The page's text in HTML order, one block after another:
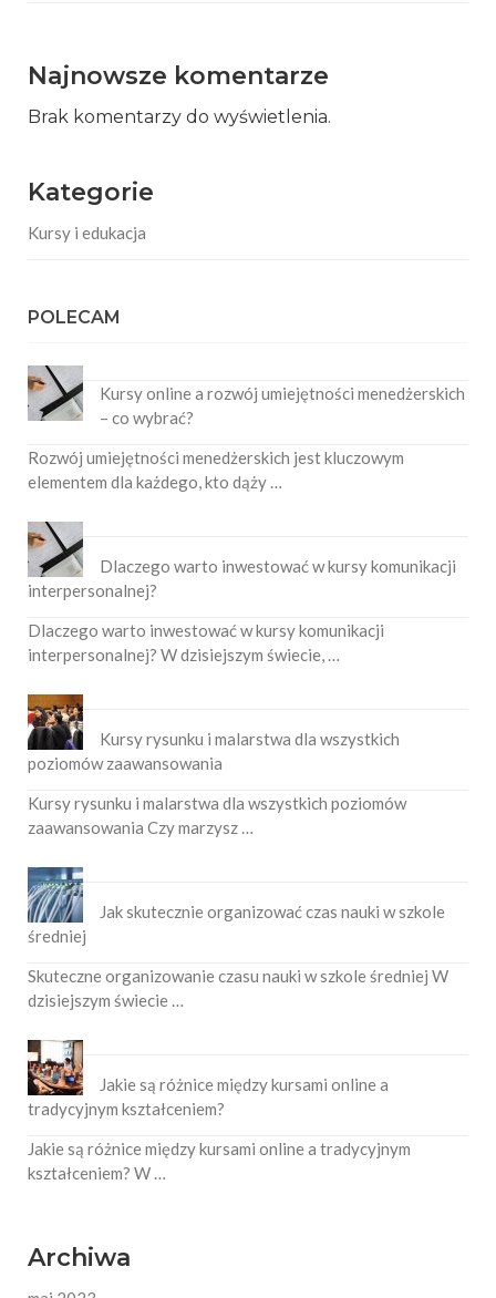
Najnowsze komentarze
Brak komentarzy do wyświetlenia.
Kategorie
Kursy i edukacja
POLECAM
Kursy online a rozwój umiejętności menedżerskich
– co wybrać?
Rozwój umiejętności menedżerskich jest kluczowym
elementem dla każdego, kto dąży …
Dlaczego warto inwestować w kursy komunikacji
interpersonalnej?
Dlaczego warto inwestować w kursy komunikacji
interpersonalnej? W dzisiejszym świecie, …
Kursy rysunku i malarstwa dla wszystkich
poziomów zaawansowania
Kursy rysunku i malarstwa dla wszystkich poziomów
zaawansowania Czy marzysz …
Jak skutecznie organizować czas nauki w szkole
średniej
Skuteczne organizowanie czasu nauki w szkole średniej W
dzisiejszym świecie …
Jakie są różnice między kursami online a
tradycyjnym kształceniem?
Jakie są różnice między kursami online a tradycyjnym
kształceniem? W …
Archiwa